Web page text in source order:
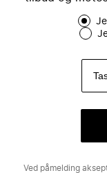
Ved påmelding